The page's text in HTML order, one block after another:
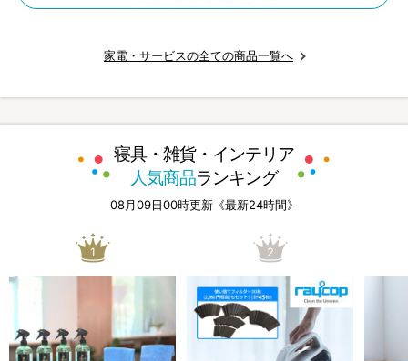
家電・サービスの全ての商品一覧へ
寝具・雑貨・インテリア
人気商品ランキング
08月09日00時更新《最新24時間》
1 2